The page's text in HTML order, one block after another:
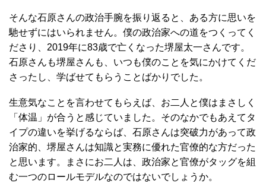
そんな石原さんの政治手腕を振り返ると、ある方に思いを
馳せずにはいられません。僕の政治家への道をつくってく
ださり、2019年に83歳で亡くなった堺屋太一さんです。
石原さんも堺屋さんも、いつも僕のことを気にかけてくだ
さったし、学ばせてもらうことばかりでした。
生意気なことを言わせてもらえば、お二人と僕はまさしく
「体温」が合うと感じていました。そのなかでもあえてタ
イプの違いを挙げるならば、石原さんは突破力があって政
治家的、堺屋さんは知識と実務に優れた官僚的な方だった
と思います。まさにお二人は、政治家と官僚がタッグを組
む一つのロールモデルなのではないでしょうか。